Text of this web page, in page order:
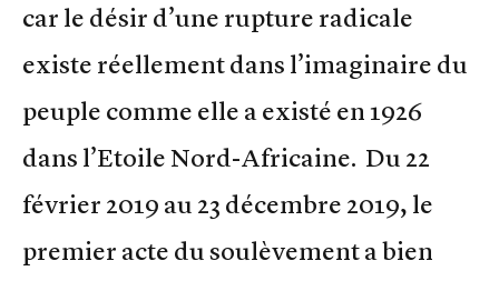
car le désir d’une rupture radicale
existe réellement dans l’imaginaire du
peuple comme elle a existé en 1926
dans l’Etoile Nord-Africaine. Du 22
février 2019 au 23 décembre 2019, le
premier acte du soulèvement a bien